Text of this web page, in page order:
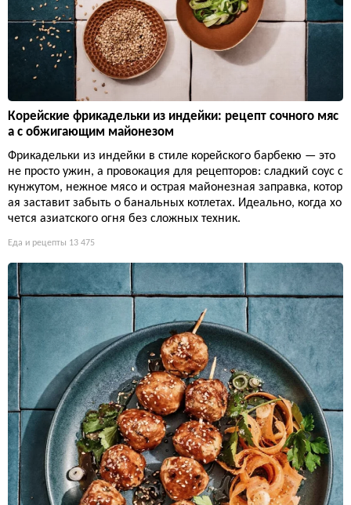
Корейские фрикадельки из индейки: рецепт сочного мяс
а с обжигающим майонезом
Фрикадельки из индейки в стиле корейского барбекю — это
не просто ужин, а провокация для рецепторов: сладкий соус с
кунжутом, нежное мясо и острая майонезная заправка, котор
ая заставит забыть о банальных котлетах. Идеально, когда хо
чется азиатского огня без сложных техник.
Еда и рецепты 13 475